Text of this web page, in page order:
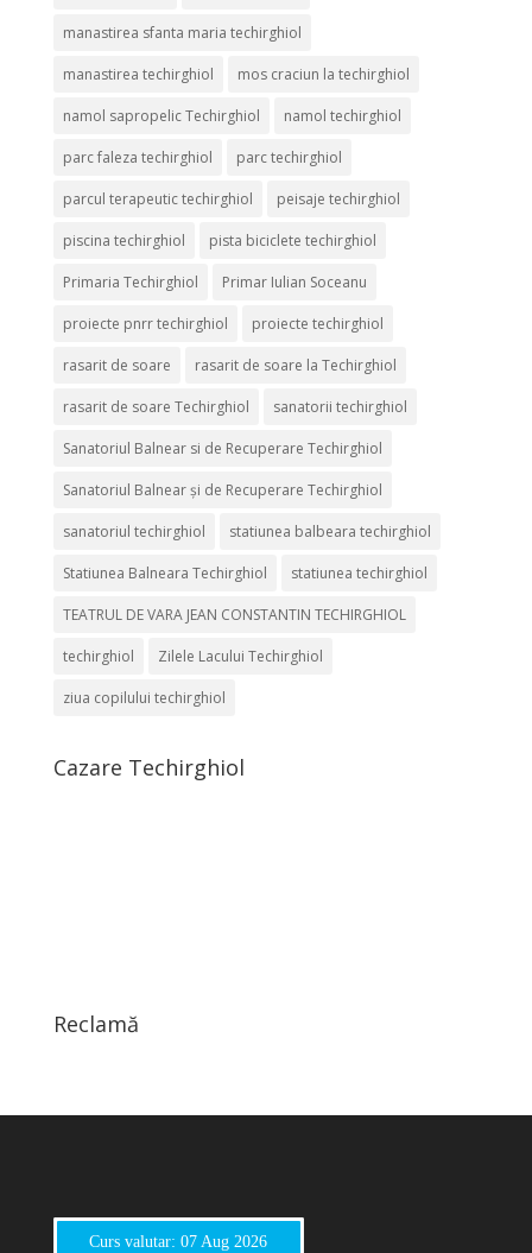
manastirea sfanta maria techirghiol
manastirea techirghiol mos craciun la techirghiol
namol sapropelic Techirghiol namol techirghiol
parc faleza techirghiol parc techirghiol
parcul terapeutic techirghiol peisaje techirghiol
piscina techirghiol pista biciclete techirghiol
Primaria Techirghiol Primar Iulian Soceanu
proiecte pnrr techirghiol proiecte techirghiol
rasarit de soare rasarit de soare la Techirghiol
rasarit de soare Techirghiol sanatorii techirghiol
Sanatoriul Balnear si de Recuperare Techirghiol
Sanatoriul Balnear și de Recuperare Techirghiol
sanatoriul techirghiol statiunea balbeara techirghiol
Statiunea Balneara Techirghiol statiunea techirghiol
TEATRUL DE VARA JEAN CONSTANTIN TECHIRGHIOL
techirghiol Zilele Lacului Techirghiol
ziua copilului techirghiol
Cazare Techirghiol
Reclamă
Curs valutar: 07 Aug 2026